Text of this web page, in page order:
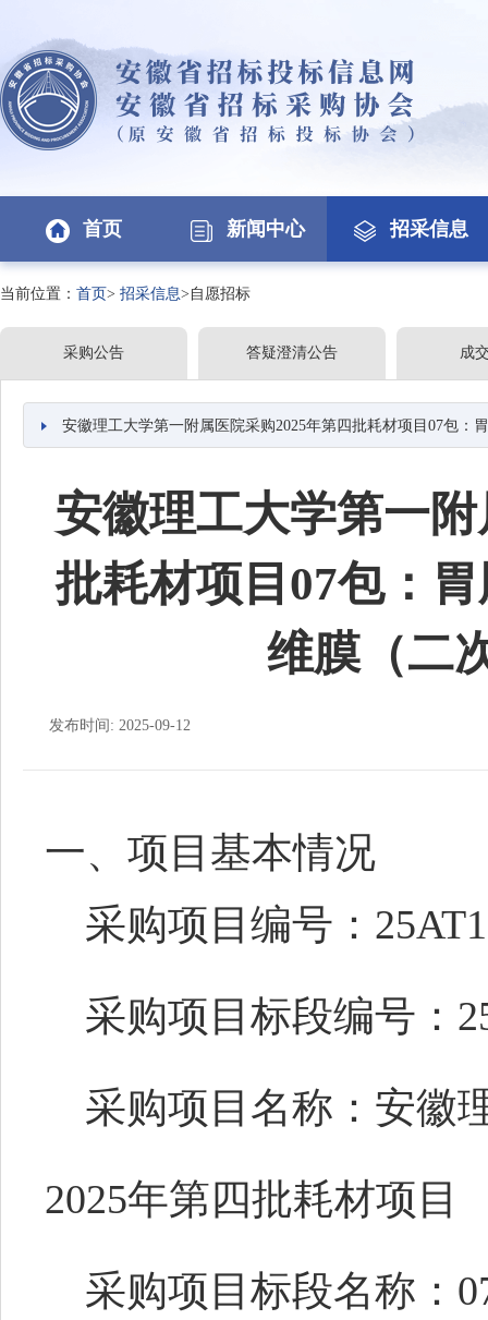
首页 新闻中心 招采信息
当前位置： 首页> 招采信息>自愿招标
采购公告 答疑澄清公告 成
安徽理工大学第一附属医院采购2025年第四批耗材项目07包：胃肠
安徽理工大学第一
批耗材项目07包：
维膜（二
发布时间: 2025-09-12
一、项目基本情况
采购项目编号：
采购项目 标段编号：
采购项目名称：安徽
2025年第四批耗材项目
采购项目标段名称：